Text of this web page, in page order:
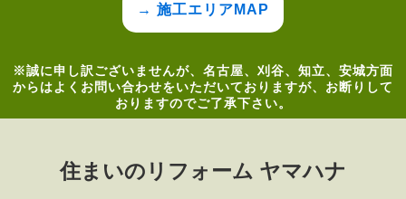
→ 施工エリアMAP
※誠に申し訳ございませんが、名古屋、刈谷、知立、安城方面
からはよくお問い合わせをいただいておりますが、お断りして
おりますのでご了承下さい。
住まいのリフォーム ヤマハナ